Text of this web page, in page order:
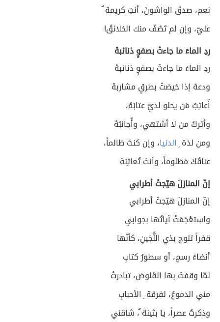
نعم، صدقَ الواشونَ، أنتِ كريمة ٌ
عليّ، وإن لم تَصْفُ منك الخلائقُ!
ردِ الماءَ ما جاءتْ بصفوٍ ذنائبهْ
ردِ الماءَ ما جاءتْ بصفوٍ ذنائبهْ
ودعهُ إذا خيضتْ بطرقٍ مشاربهْ
أُعاتِبُ مَن يحلو لديّ عتابُهُ،
وأتركُ من لا أشتهي، وأُجانبُهْ
ومن لذة ِالدنيا، وإن كنتَ ظالماً،
عناقُكَ مَظلوماً، وأنتَ تُعاتِبُهْ
إنّ المنازلَ هيّجتْ أطرابي
إنّ المنازلَ هيّجتْ أطرابي
واستعْجَمَتْ آياتُها بجوابي
قفراً تلوح بذي اللُّجَينِ، كأنّها
أنضاءُ رسمٍ، أو سطورُ كتابِ
لمّا وقفتُ بها القَلوصَ، تبادرتْ
مني الدموعُ، لفرقة ِ الأحبابِ
وذكرتُ عصراً، يا بثينة ُ، شاقني